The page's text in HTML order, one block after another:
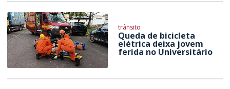
trânsito
Queda de bicicleta
elétrica deixa jovem
ferida no Universitário